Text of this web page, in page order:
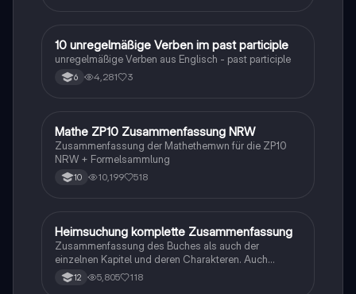
1 Englisch
10 unregelmäßige Verben im past participle
unregelmäßige Verben aus Englisch - past participle
6 4,281 3
Mathe
Mathe ZP10 Zusammenfassung NRW
Zusammenfassung der Mathethemwn für die ZP10
NRW + Formelsammlung
10 10,199 518
Deutsch
Heimsuchung komplette Zusammenfassung
Zusammenfassung des Buches als auch der
einzelnen Kapitel und deren Charakteren. Auch
tabellarisch. Im Unterricht ohne KI erstellt
12 5,805 118